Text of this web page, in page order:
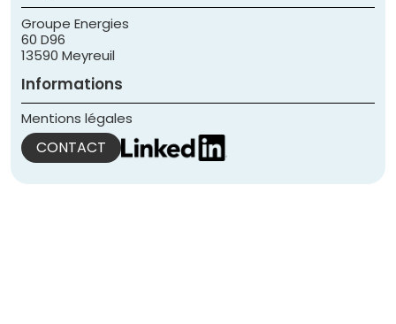
Groupe Energies
60 D96
13590 Meyreuil
Informations
Mentions légales
CONTACT